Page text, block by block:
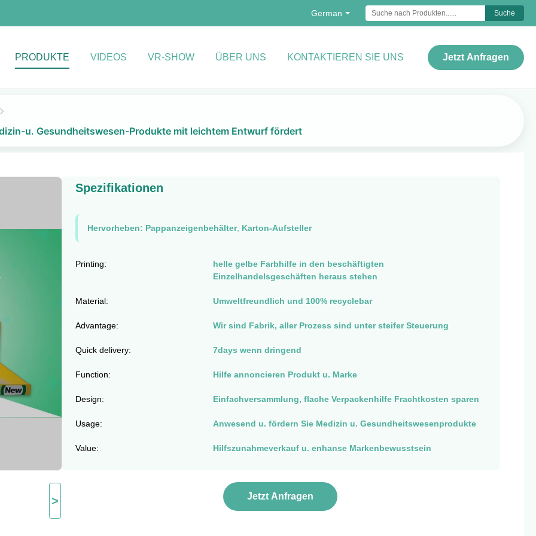
German Suche
PRODUKTE VIDEOS VR-SHOW ÜBER UNS KONTAKTIEREN SIE UNS Jetzt Anfragen
u. Gesundheitswesen-Produkte mit leichtem Entwurf fördert
>
Spezifikationen
Hervorheben: Pappanzeigenbehälter, Karton-Aufsteller
Printing:
helle gelbe Farbhilfe in den beschäftigten
Einzelhandelsgeschäften heraus stehen
Material: Umweltfreundlich und 100% recyclebar
Advantage: Wir sind Fabrik, aller Prozess sind unter steifer Steuerung
Quick delivery: 7days wenn dringend
Function: Hilfe annoncieren Produkt u. Marke
Design: Einfachversammlung, flache Verpackenhilfe Frachtkosten sparen
Usage: Anwesend u. fördern Sie Medizin u. Gesundheitswesenprodukte
Value: Hilfszunahmeverkauf u. enhanse Markenbewusstsein
Jetzt Anfragen